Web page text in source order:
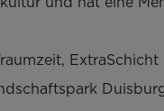
ExtraSchicht